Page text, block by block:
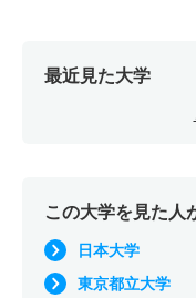
最近見た大学
この大学を見た人
日本大学
東京都立大学